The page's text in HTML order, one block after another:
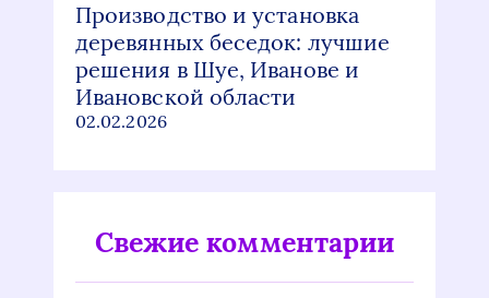
Производство и установка
деревянных беседок: лучшие
решения в Шуе, Иванове и
Ивановской области
02.02.2026
Свежие комментарии